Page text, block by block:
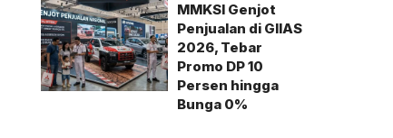
MMKSI Genjot
Penjualan di GIIAS
2026, Tebar
Promo DP 10
Persen hingga
Bunga 0%